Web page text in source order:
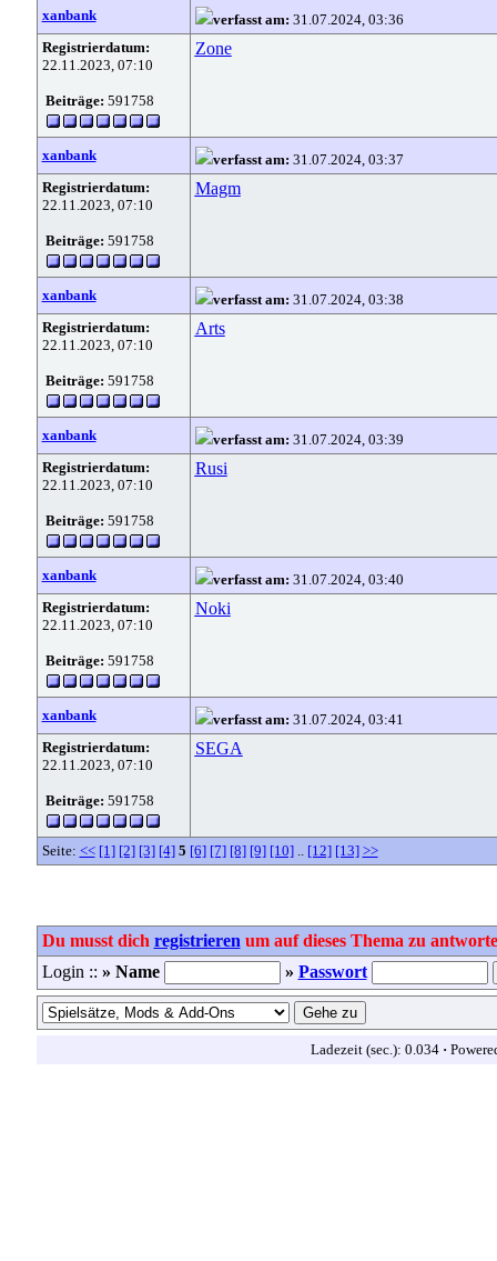
xanbank verfasst am: 31.07.2024, 03:36
Registrierdatum:
22.11.2023, 07:10
Beiträge: 591758
Zone
xanbank verfasst am: 31.07.2024, 03:37
Registrierdatum:
22.11.2023, 07:10
Beiträge: 591758
Magm
xanbank verfasst am: 31.07.2024, 03:38
Registrierdatum:
22.11.2023, 07:10
Beiträge: 591758
Arts
xanbank verfasst am: 31.07.2024, 03:39
Registrierdatum:
22.11.2023, 07:10
Beiträge: 591758
Rusi
xanbank verfasst am: 31.07.2024, 03:40
Registrierdatum:
22.11.2023, 07:10
Beiträge: 591758
Noki
xanbank verfasst am: 31.07.2024, 03:41
Registrierdatum:
22.11.2023, 07:10
Beiträge: 591758
SEGA
Seite: << [1] [2] [3] [4] 5 [6] [7] [8] [9] [10].. [12] [13] >>
Du musst dich registrieren um auf dieses Thema zu
Login :: » Name » Passwort
Ladezeit (sec.): 0.034 ·